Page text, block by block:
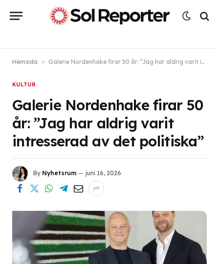
Hemsida » Galerie Nordenhake firar 50 år: ”Jag har aldrig varit intresserad av det politiska”
KULTUR
Galerie Nordenhake firar 50
år: ”Jag har aldrig varit
intresserad av det politiska”
By Nyhetsrum juni 16, 2026